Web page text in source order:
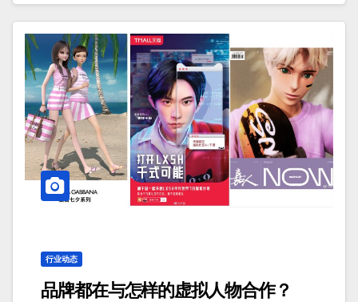
行业动态
品牌都在与怎样的虚拟人物合作？